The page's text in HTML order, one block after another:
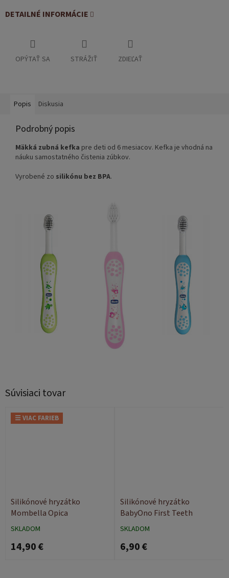
DETAILNÉ INFORMÁCIE
OPÝTAŤ SA STRÁŽIŤ ZDIEĽAŤ
Súvisiaci tovar
☰ VIAC FARIEB
Silikónové hryzátko
Mombella Opica
SKLADOM
14,90 €
Silikónové hryzátko
BabyOno First Teeth
SKLADOM
6,90 €
Popis Diskusia
Podrobný popis
Mäkká zubná kefka pre deti od 6 mesiacov. Kefka je vhodná na
náuku samostatného čistenia zúbkov.
Vyrobené zo silikónu bez BPA.